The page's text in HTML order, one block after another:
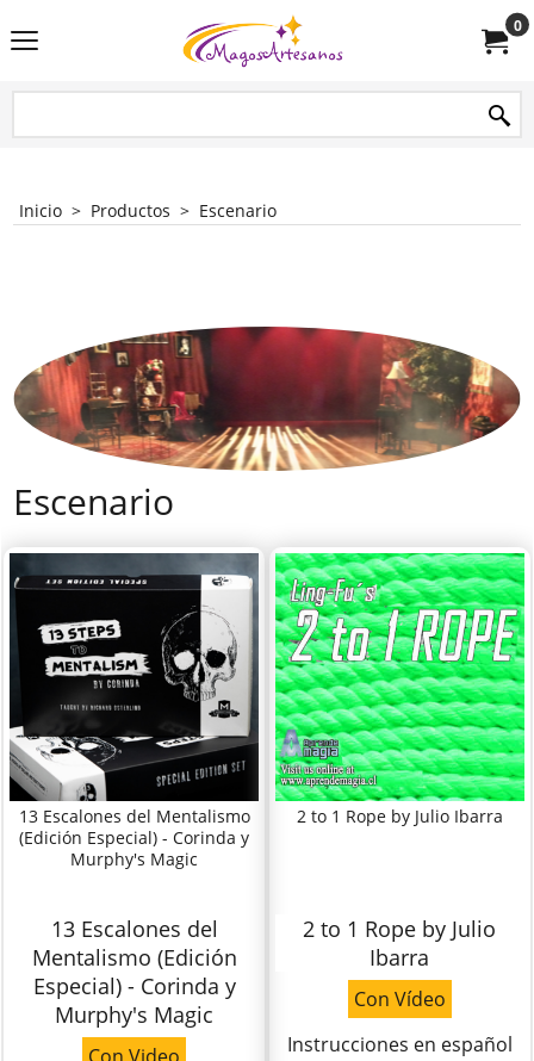
0
Inicio > Productos > Escenario
Escenario
13 Escalones del Mentalismo
(Edición Especial) - Corinda y
Murphy's Magic
13 Escalones del
Mentalismo (Edición
Especial) - Corinda y
Murphy's Magic
Con Video
2 to 1 Rope by Julio Ibarra
2 to 1 Rope by Julio
Ibarra
Con Vídeo
Instrucciones en español